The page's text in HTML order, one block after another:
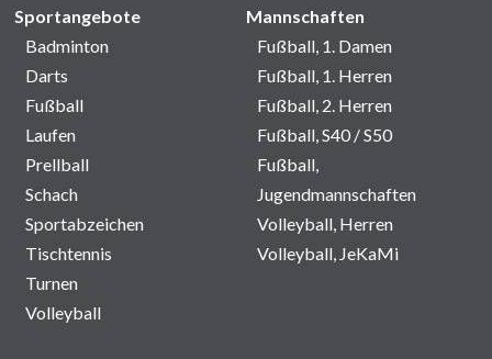
Sportangebote
Badminton
Darts
Fußball
Laufen
Prellball
Schach
Sportabzeichen
Tischtennis
Turnen
Volleyball
Mannschaften
Fußball, 1. Damen
Fußball, 1. Herren
Fußball, 2. Herren
Fußball, S40 / S50
Fußball,
Jugendmannschaften
Volleyball, Herren
Volleyball, JeKaMi